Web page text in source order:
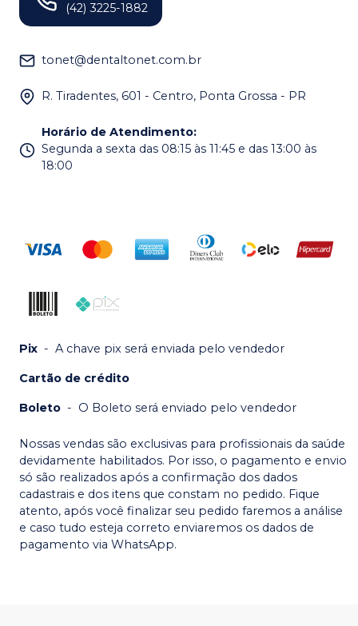
(42) 3225-1882
tonet@dentaltonet.com.br
R. Tiradentes, 601 - Centro, Ponta Grossa - PR
Horário de Atendimento:
Segunda a sexta das 08:15 às 11:45 e das 13:00 às
18:00
Pix - A chave pix será enviada pelo vendedor
Cartão de crédito
Boleto - O Boleto será enviado pelo vendedor
Nossas vendas são exclusivas para profissionais da saúde
devidamente habilitados. Por isso, o pagamento e envio
só são realizados após a confirmação dos dados
cadastrais e dos itens que constam no pedido. Fique
atento, após você finalizar seu pedido faremos a análise
e caso tudo esteja correto enviaremos os dados de
pagamento via WhatsApp.